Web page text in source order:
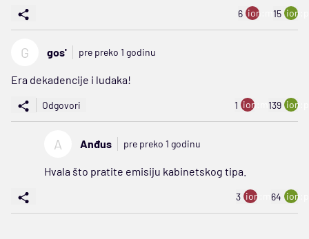
6 ion:minus
15
G gos' pre preko 1 godinu
Era dekadencije i ludaka!
Odgovori 1 ion:minus
139
A Anđus pre preko 1 godinu
Hvala što pratite emisiju kabinetskog tipa.
3 ion:minus
64